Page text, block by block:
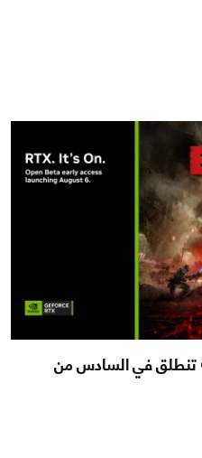
بيتا Gears of War: E-Day تنطلق في السادس من